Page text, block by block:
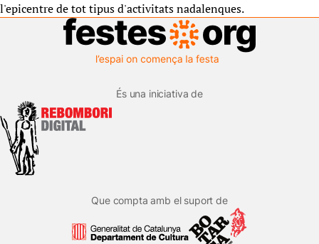
l'epicentre de tot tipus d'activitats nadalenques.
És una iniciativa de
Que compta amb el suport de